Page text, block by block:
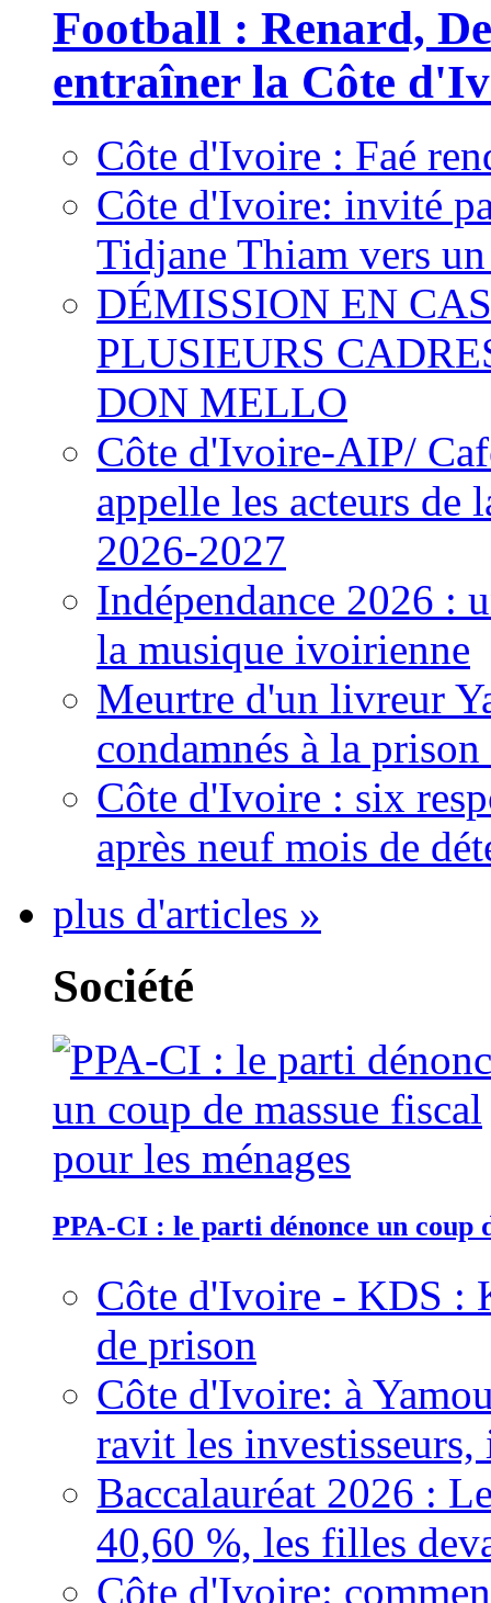
Football : Renard,
entraîner la Côte
Côte d'Ivoire : Faé
Côte d'Ivoire: invité
Tidjane Thiam vers
DÉMISSION EN
PLUSIEURS
DON MELLO
Côte d'Ivoire-AIP/
appelle les acteurs de
2026-2027
Indépendance 2026 :
la musique ivoirienne
Meurtre d'un livreur
condamnés à la
Côte d'Ivoire : six
après neuf mois de
plus d'articles »
Société
PPA-CI : le parti dénonce un coup
Côte d'Ivoire - KDS :
de prison
Côte d'Ivoire: à
ravit les
Baccalauréat 2026 :
40,60 %, les filles
Côte d'Ivoire: